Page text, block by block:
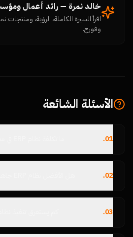
خالد نمرة — رائد أعمال
وفورج.
الأسئلة الشائعة
01
.
02
.
03
.